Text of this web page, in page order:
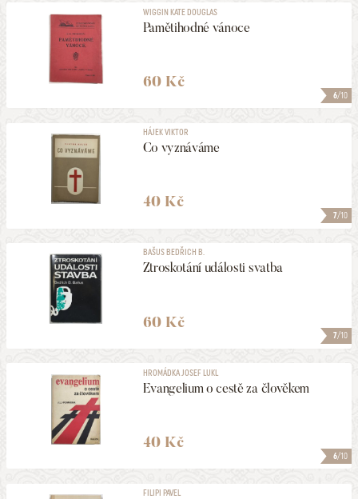
6/10
WIGGIN KATE DOUGLAS
Pamětihodné vánoce
60 Kč
7/10
HÁJEK VIKTOR
Co vyznáváme
40 Kč
7/10
BAŠUS BEDŘICH B.
Ztroskotání události svatba
60 Kč
6/10
HROMÁDKA JOSEF LUKL
Evangelium o cestě za člověkem
40 Kč
FILIPI PAVEL